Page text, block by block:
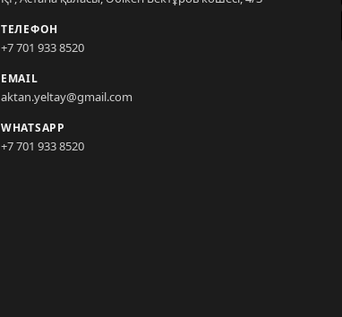
ТЕЛЕФОН
+7 701 933 8520
EMAIL
aktan.yeltay@gmail.com
WHATSAPP
+7 701 933 8520